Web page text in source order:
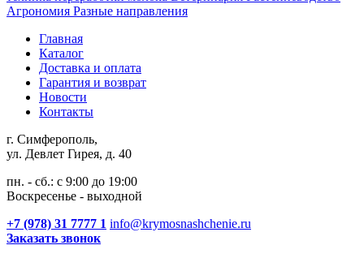
Агрономия Разные направления
Главная
Каталог
Доставка и оплата
Гарантия и возврат
Новости
Контакты
г. Симферополь,
ул. Девлет Гирея, д. 40
пн. - сб.: с 9:00 до 19:00
Воскресенье - выходной
+7 (978) 31 7777 1 info@krymosnashchenie.ru
Заказать звонок